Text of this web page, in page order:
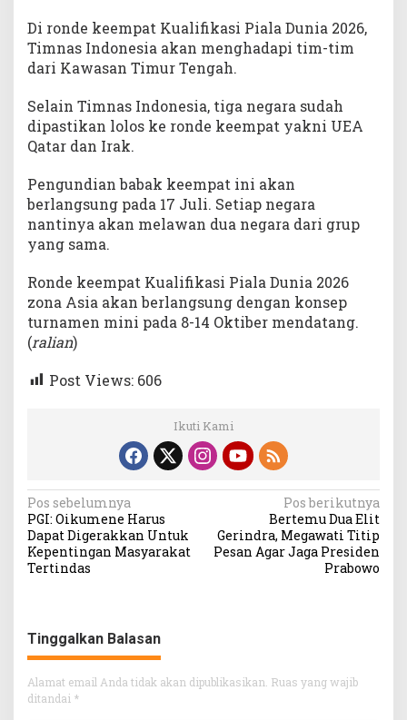
Di ronde keempat Kualifikasi Piala Dunia 2026,
Timnas Indonesia akan menghadapi tim-tim
dari Kawasan Timur Tengah.
Selain Timnas Indonesia, tiga negara sudah
dipastikan lolos ke ronde keempat yakni UEA
Qatar dan Irak.
Pengundian babak keempat ini akan
berlangsung pada 17 Juli. Setiap negara
nantinya akan melawan dua negara dari grup
yang sama.
Ronde keempat Kualifikasi Piala Dunia 2026
zona Asia akan berlangsung dengan konsep
turnamen mini pada 8-14 Oktiber mendatang.
(ralian)
Post Views: 606
Ikuti Kami
Navigasi
pos
Pos sebelumnya
PGI: Oikumene Harus
Dapat Digerakkan Untuk
Kepentingan Masyarakat
Tertindas
Pos berikutnya
Bertemu Dua Elit
Gerindra, Megawati Titip
Pesan Agar Jaga Presiden
Prabowo
Tinggalkan Balasan
Alamat email Anda tidak akan dipublikasikan. Ruas yang wajib
ditandai *